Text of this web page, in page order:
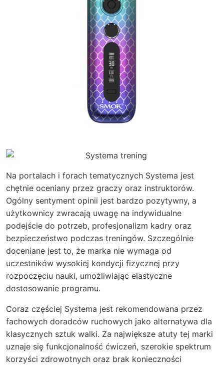
Na portalach i forach tematycznych Systema jest
chętnie oceniany przez graczy oraz instruktorów.
Ogólny sentyment opinii jest bardzo pozytywny, a
użytkownicy zwracają uwagę na indywidualne
podejście do potrzeb, profesjonalizm kadry oraz
bezpieczeństwo podczas treningów. Szczególnie
doceniane jest to, że marka nie wymaga od
uczestników wysokiej kondycji fizycznej przy
rozpoczęciu nauki, umożliwiając elastyczne
dostosowanie programu.
Coraz częściej Systema jest rekomendowana przez
fachowych doradców ruchowych jako alternatywa dla
klasycznych sztuk walki. Za największe atuty tej marki
uznaje się funkcjonalność ćwiczeń, szerokie spektrum
korzyści zdrowotnych oraz brak konieczności